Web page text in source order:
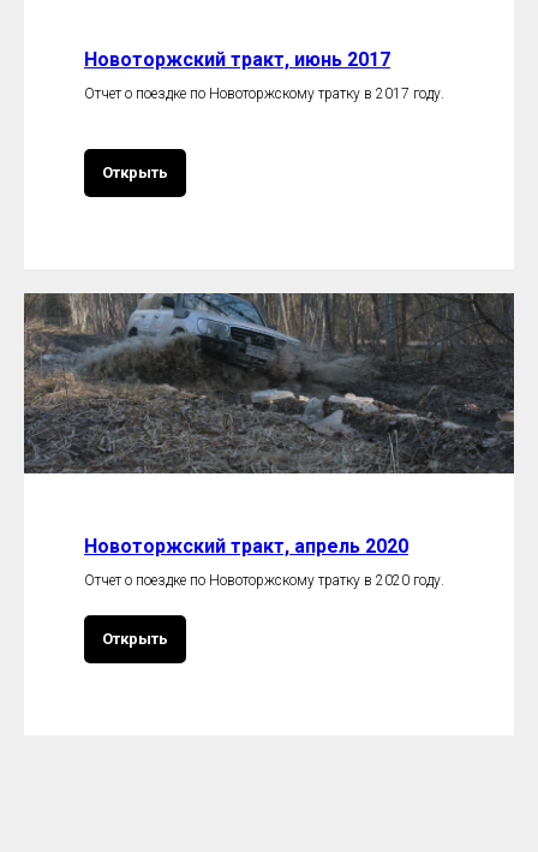
Новоторжский тракт, июнь 2017
Отчет о поездке по Новоторжскому тратку в 2017 году.
Открыть
Новоторжский тракт, апрель 2020
Отчет о поездке по Новоторжскому тратку в 2020 году.
Открыть